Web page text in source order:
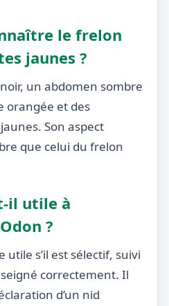
le frelon
jaunes ?
un abdomen sombre
orangée et des
Son aspect
que celui du frelon
il utile à
?
s’il est sélectif, suivi
correctement. Il
d’un nid